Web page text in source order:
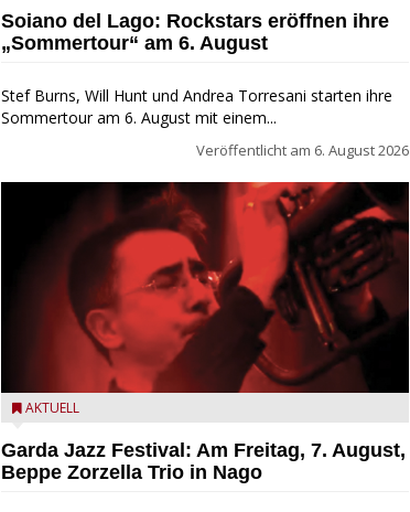
Soiano del Lago: Rockstars eröffnen ihre
„Sommertour“ am 6. August
Stef Burns, Will Hunt und Andrea Torresani starten ihre
Sommertour am 6. August mit einem...
Veröffentlicht am 6. August 2026
Beppe Zorzella Trio zu Gast beim Garda Jazz Festival
AKTUELL
Garda Jazz Festival: Am Freitag, 7. August,
Beppe Zorzella Trio in Nago